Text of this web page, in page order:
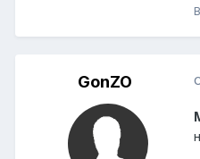
GonZO